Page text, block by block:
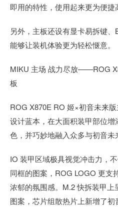
即用的特性，使用起来更为便捷
另外，主板还设有显卡易拆键、
能够让装机体验更为轻松惬意。
MIKU 主场 战力尽放——ROG
板
ROG X870E RO 姬×初音未来
设计蓝本，在大面积装甲部位
色，并巧妙地融入众多与初音未
IO 装甲区域极具视觉冲击力，
同框的图案，ROG LOGO 更支
浓郁的氛围感。M.2 快拆装甲
图案，芯片组散热片上新增了初